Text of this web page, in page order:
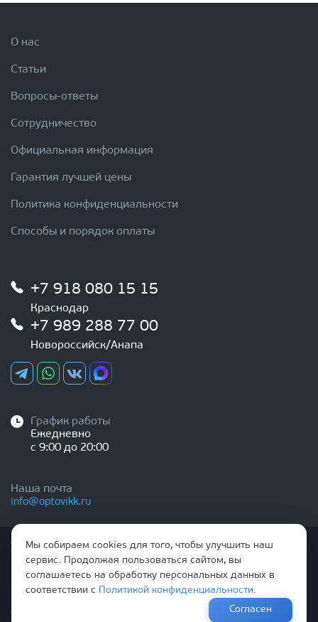
О нас
Статьи
Вопросы-ответы
Сотрудничество
Официальная информация
Гарантия лучшей цены
Политика конфиденциальности
Способы и порядок оплаты
+7 918 080 15 15
Краснодар
+7 989 288 77 00
Новороссийск/Анапа
График работы
Ежедневно
с 9:00 до 20:00
Наша почта
info@optovikk.ru
Стоимость товаров и услуг, указанная на сайте,
Правила эксплутации входных и межкомнатных дверей
Мы собираем cookies для того, чтобы улучшить наш
сервис. Продолжая пользоваться сайтом, вы
соглашаетесь на обработку персональных данных в
соответствии с
Политикой конфиденциальности.
Согласен